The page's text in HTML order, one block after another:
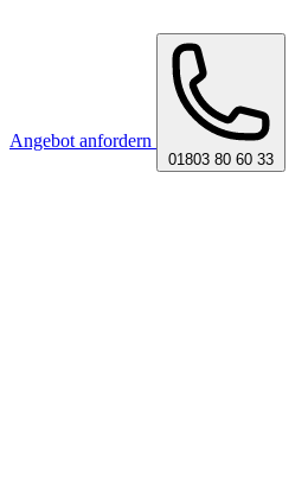
Angebot anfordern
01803 80 60 33